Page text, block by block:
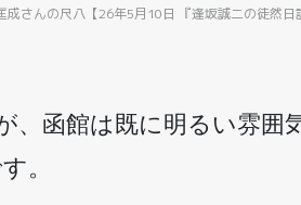
成さんの尺八【26年5月10日 『逢坂誠二の徒然日
、函館は既に明るい雰囲
。